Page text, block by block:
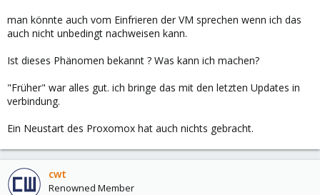
man könnte auch vom Einfrieren der VM sprechen wenn ich das
auch nicht unbedingt nachweisen kann.
Ist dieses Phänomen bekannt ? Was kann ich machen?
"Früher" war alles gut. ich bringe das mit den letzten Updates in
verbindung.
Ein Neustart des Proxomox hat auch nichts gebracht.
cwt
Renowned Member